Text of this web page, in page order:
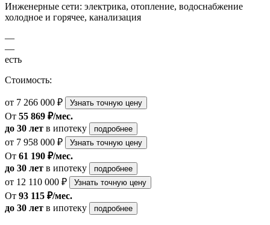
Инженерные сети: электрика, отопление, водоснабжение
холодное и горячее, канализация
—
—
есть
Стоимость:
от 7 266 000 ₽ Узнать точную цену
От 55 869 ₽/мес.
до 30 лет в ипотеку подробнее
от 7 958 000 ₽ Узнать точную цену
От 61 190 ₽/мес.
до 30 лет в ипотеку подробнее
от 12 110 000 ₽ Узнать точную цену
От 93 115 ₽/мес.
до 30 лет в ипотеку подробнее